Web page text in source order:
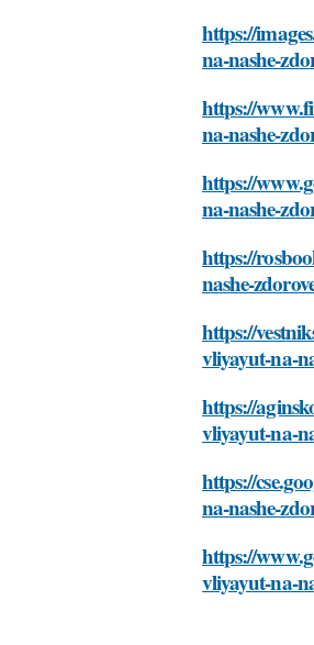
https://
na-nashe-
https://
na-nashe-
https://
na-nashe-
https://
nashe-
https://
vliyayut-na-
https://
vliyayut-na-
https://
na-nashe-
https://
vliyayut-na-